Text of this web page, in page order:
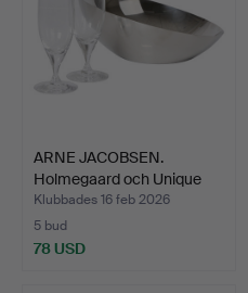
ARNE JACOBSEN.
Holmegaard och Unique
Inter…
Klubbades 16 feb 2026
5 bud
78 USD